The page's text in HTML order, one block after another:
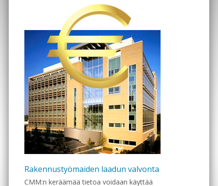
Rakennustyömaiden laadun valvonta
CMM:n keräämää tietoa voidaan käyttää